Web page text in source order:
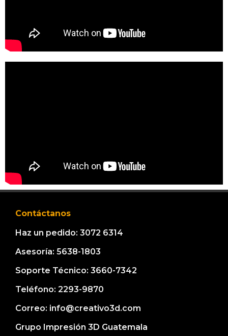
Contáctanos
Haz un pedido: 3072 6314
Asesoría: 5638-1803
Soporte Técnico: 3660-7342
Teléfono: 2293-9870
Correo: info@creativo3d.com
Grupo Impresión 3D Guatemala